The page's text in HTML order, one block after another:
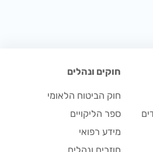
חוקים ונהלים
חוק הביטוח הלאומי
ספר הליקויים
מידע רפואי